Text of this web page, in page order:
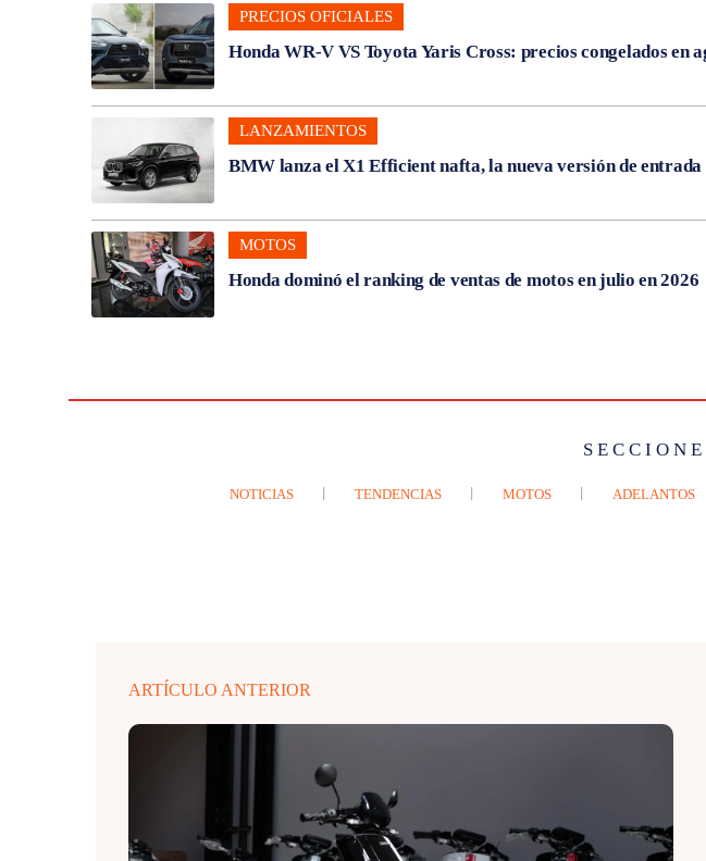
PRECIOS OFICIALES
Honda WR-V VS Toyota Yaris Cross: precios congelados en
LANZAMIENTOS
BMW lanza el X1 Efficient nafta, la nueva versión de
MOTOS
Honda dominó el ranking de ventas de motos en julio en 2026
NOTICIAS TENDENCIAS MOTOS ADELANTOS
ARTÍCULO ANTERIOR